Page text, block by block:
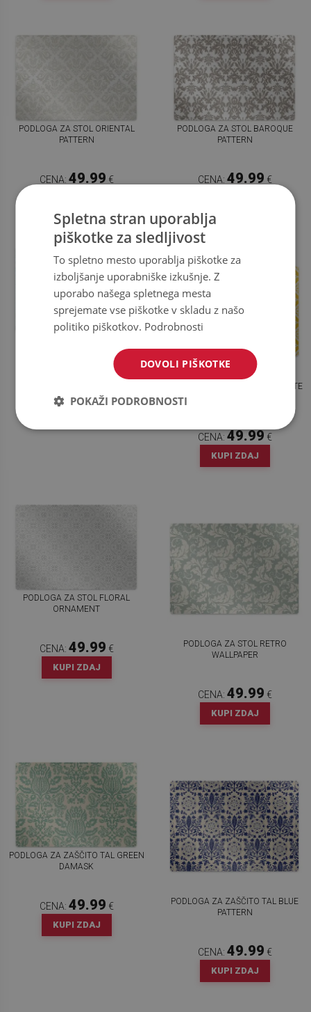
PODLOGA ZA STOL ORIENTAL
PATTERN
CENA: 49.99 €
PODLOGA ZA STOL BAROQUE
PATTERN
CENA: 49.99 €
KUPI ZDAJ
PODLOGA ZA STOL YELLOW WHITE
CENA: 49.99 €
KUPI ZDAJ
PODLOGA ZA STOL FLORAL
ORNAMENT
CENA: 49.99 €
KUPI ZDAJ
PODLOGA ZA STOL RETRO
WALLPAPER
CENA: 49.99 €
KUPI ZDAJ
PODLOGA ZA ZAŠČITO TAL GREEN
DAMASK
CENA: 49.99 €
KUPI ZDAJ
PODLOGA ZA ZAŠČITO TAL BLUE
PATTERN
CENA: 49.99 €
KUPI ZDAJ
Spletna stran uporablja
piškotke za sledljivost
To spletno mesto uporablja piškotke za
izboljšanje uporabniške izkušnje. Z
uporabo našega spletnega mesta
sprejemate vse piškotke v skladu z našo
politiko piškotkov. Podrobnosti
DOVOLI PIŠKOTKE
POKAŽI PODROBNOSTI